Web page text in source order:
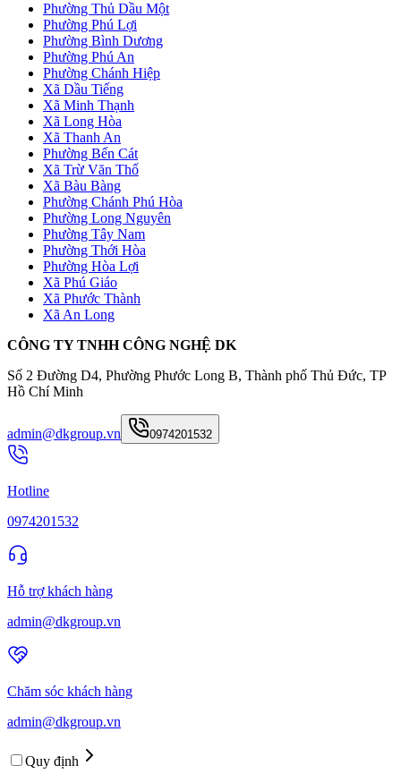
Phường Thủ Dầu Một
Phường Phú Lợi
Phường Bình Dương
Phường Phú An
Phường Chánh Hiệp
Xã Dầu Tiếng
Xã Minh Thạnh
Xã Long Hòa
Xã Thanh An
Phường Bến Cát
Xã Trừ Văn Thố
Xã Bàu Bàng
Phường Chánh Phú Hòa
Phường Long Nguyên
Phường Tây Nam
Phường Thới Hòa
Phường Hòa Lợi
Xã Phú Giáo
Xã Phước Thành
Xã An Long
CÔNG TY TNHH CÔNG NGHỆ DK
Số 2 Đường D4, Phường Phước Long B, Thành phố Thủ Đức, TP
Hồ Chí Minh
admin@dkgroup.vn 0974201532
Hotline
0974201532
Hỗ trợ khách hàng
admin@dkgroup.vn
Chăm sóc khách hàng
admin@dkgroup.vn
Quy định